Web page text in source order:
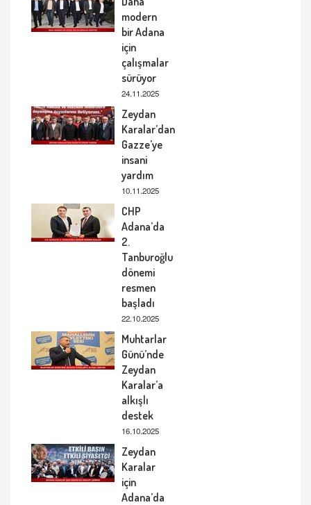
modern
bir Adana
için
çalışmalar
sürüyor
24.11.2025
Zeydan
Karalar’dan
Gazze’ye
insani
yardım
10.11.2025
CHP
Adana’da
2.
Tanburoğlu
dönemi
resmen
başladı
22.10.2025
Muhtarlar
Günü’nde
Zeydan
Karalar’a
alkışlı
destek
16.10.2025
Zeydan
Karalar
için
Adana’da